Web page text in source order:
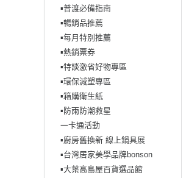
▪︎普渡必備指南
▪︎暢銷品推薦
▪︎每月特別推薦
▪︎熱銷票券
▪︎特談激省好物專區
▪︎環保減塑專區
▪︎箱購衛生紙
▪︎防雨防潮救星
一卡通活動
▪︎廚房舊換新 線上鍋具展
▪︎台灣居家美學品牌bonson
▪︎大葉高島屋百貨選品館